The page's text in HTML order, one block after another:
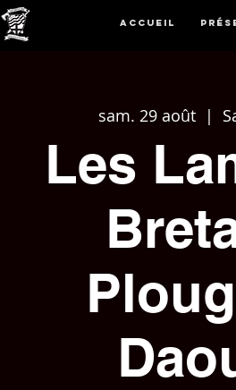
Accueil
sam. 29 août
  |
Les